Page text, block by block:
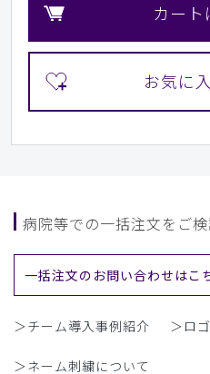
カート
病院等での一括注文をご
一括注文のお問い合わせはこ
＞チーム導入事例紹介 ＞ロ
＞ネーム刺繍について